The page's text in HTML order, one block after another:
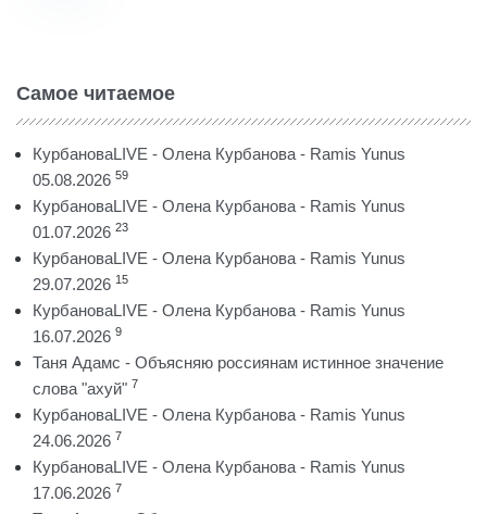
Самое читаемое
КурбановаLIVE - Олена Курбанова - Ramis Yunus
05.08.2026 59
КурбановаLIVE - Олена Курбанова - Ramis Yunus
01.07.2026 23
КурбановаLIVE - Олена Курбанова - Ramis Yunus
29.07.2026 15
КурбановаLIVE - Олена Курбанова - Ramis Yunus
16.07.2026 9
Таня Адамс - Объясняю россиянам истинное значение
слова "ахуй" 7
КурбановаLIVE - Олена Курбанова - Ramis Yunus
24.06.2026 7
КурбановаLIVE - Олена Курбанова - Ramis Yunus
17.06.2026 7